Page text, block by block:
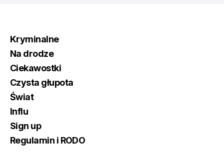
Kryminalne
Na drodze
Ciekawostki
Czysta głupota
Świat
Influ
Sign up
Regulamin i RODO